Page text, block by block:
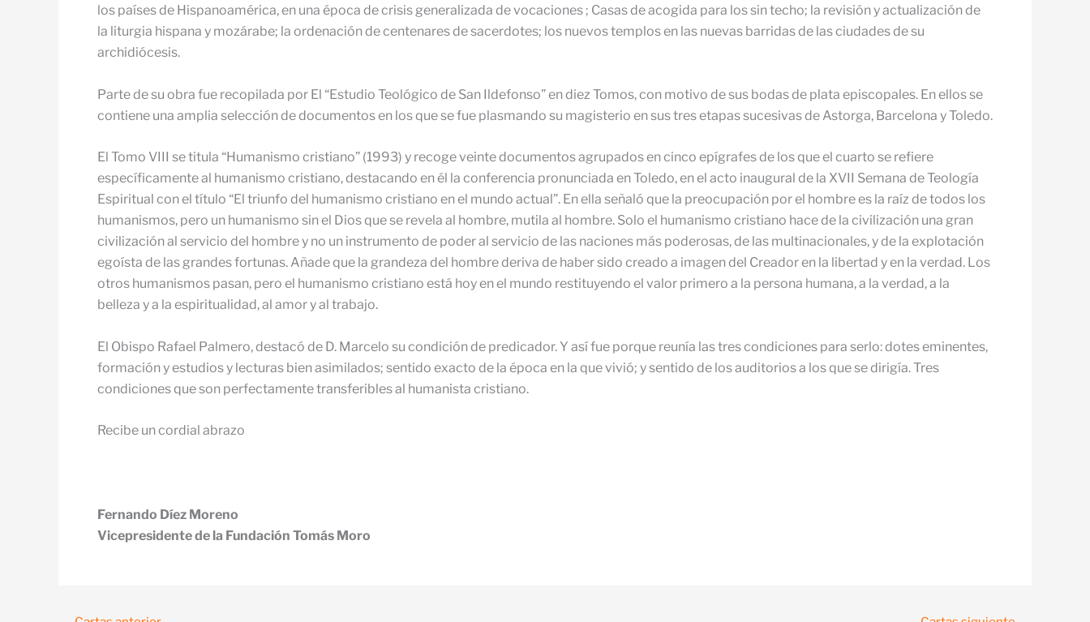
los países de Hispanoamérica, en una época de crisis generalizada de vocaciones ; Casas de acogida para los sin techo; la revisión y actualización de
la liturgia hispana y mozárabe; la ordenación de centenares de sacerdotes; los nuevos templos en las nuevas barridas de las ciudades de su
archidiócesis.
Parte de su obra fue recopilada por El “Estudio Teológico de San Ildefonso” en diez Tomos, con motivo de sus bodas de plata episcopales. En ellos se
contiene una amplia selección de documentos en los que se fue plasmando su magisterio en sus tres etapas sucesivas de Astorga, Barcelona y Toledo.
El Tomo VIII se titula “Humanismo cristiano” (1993) y recoge veinte documentos agrupados en cinco epígrafes de los que el cuarto se refiere
específicamente al humanismo cristiano, destacando en él la conferencia pronunciada en Toledo, en el acto inaugural de la XVII Semana de Teología
Espiritual con el título “El triunfo del humanismo cristiano en el mundo actual”. En ella señaló que la preocupación por el hombre es la raíz de todos los
humanismos, pero un humanismo sin el Dios que se revela al hombre, mutila al hombre. Solo el humanismo cristiano hace de la civilización una gran
civilización al servicio del hombre y no un instrumento de poder al servicio de las naciones más poderosas, de las multinacionales, y de la explotación
egoísta de las grandes fortunas. Añade que la grandeza del hombre deriva de haber sido creado a imagen del Creador en la libertad y en la verdad. Los
otros humanismos pasan, pero el humanismo cristiano está hoy en el mundo restituyendo el valor primero a la persona humana, a la verdad, a la
belleza y a la espiritualidad, al amor y al trabajo.
El Obispo Rafael Palmero, destacó de D. Marcelo su condición de predicador. Y así fue porque reunía las tres condiciones para serlo: dotes eminentes,
formación y estudios y lecturas bien asimilados; sentido exacto de la época en la que vivió; y sentido de los auditorios a los que se dirigía. Tres
condiciones que son perfectamente transferibles al humanista cristiano.
Recibe un cordial abrazo
Fernando Díez Moreno
Vicepresidente de la Fundación Tomás Moro